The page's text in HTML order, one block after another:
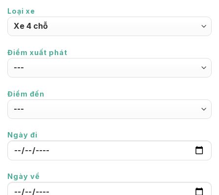
Loại xe
Điểm xuất phát
Điểm đến
Ngày đi
Ngày về